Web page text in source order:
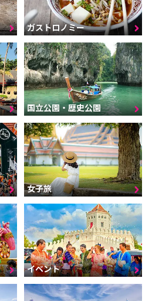
ガストロノミー
国立公園・歴史公園
女子旅
イベント